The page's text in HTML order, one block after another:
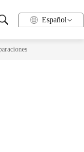
Español